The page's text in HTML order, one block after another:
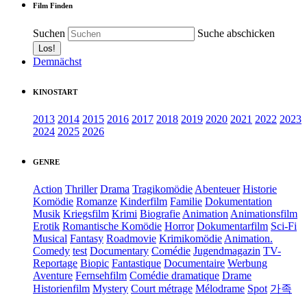
Film Finden
Suchen Suche abschicken
Demnächst
KINOSTART
2013 2014 2015 2016 2017 2018 2019 2020 2021 2022 2023
2024 2025 2026
GENRE
Action Thriller Drama Tragikomödie Abenteuer Historie
Komödie Romanze Kinderfilm Familie Dokumentation
Musik Kriegsfilm Krimi Biografie Animation Animationsfilm
Erotik Romantische Komödie Horror Dokumentarfilm Sci-Fi
Musical Fantasy Roadmovie Krimikomödie Animation.
Comedy test Documentary Comédie Jugendmagazin TV-
Reportage Biopic Fantastique Documentaire Werbung
Aventure Fernsehfilm Comédie dramatique Drame
Historienfilm Mystery Court métrage Mélodrame Spot 가족